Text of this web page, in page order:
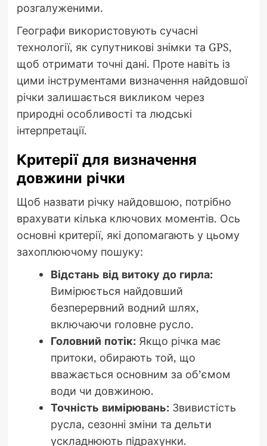
розгалуженими.
Географи використовують сучасні
технології, як супутникові знімки та GPS,
щоб отримати точні дані. Проте навіть із
цими інструментами визначення найдовшої
річки залишається викликом через
природні особливості та людські
інтерпретації.
Критерії для визначення
довжини річки
Щоб назвати річку найдовшою, потрібно
врахувати кілька ключових моментів. Ось
основні критерії, які допомагають у цьому
захоплюючому пошуку:
Відстань від витоку до гирла:
Вимірюється найдовший
безперервний водний шлях,
включаючи головне русло.
Головний потік:Якщо річка має
притоки, обирають той, що
вважається основним за об’ємом
води чи довжиною.
Точність вимірювань:Звивистість
русла, сезонні зміни та дельти
ускладнюють підрахунки.